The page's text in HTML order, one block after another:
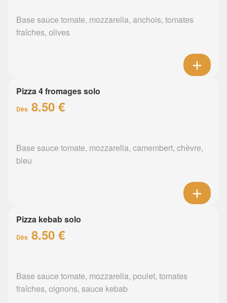
Base sauce tomate, mozzarella, anchois, tomates
fraîches, olives
Pizza 4 fromages solo
Dès 8.50 €
Base sauce tomate, mozzarella, camembert, chèvre,
bleu
Pizza kebab solo
Dès 8.50 €
Base sauce tomate, mozzarella, poulet, tomates
fraîches, oignons, sauce kebab